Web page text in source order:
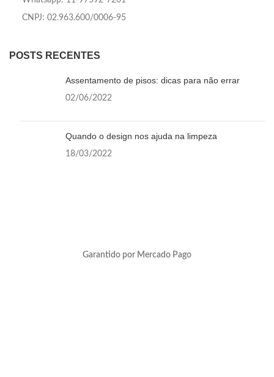
CNPJ: 02.963.600/0006-95
POSTS RECENTES
Assentamento de pisos: dicas para não errar
02/06/2022
Quando o design nos ajuda na limpeza
18/03/2022
Garantido por Mercado Pago